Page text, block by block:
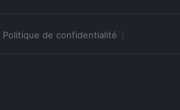
Politique de confidentialité